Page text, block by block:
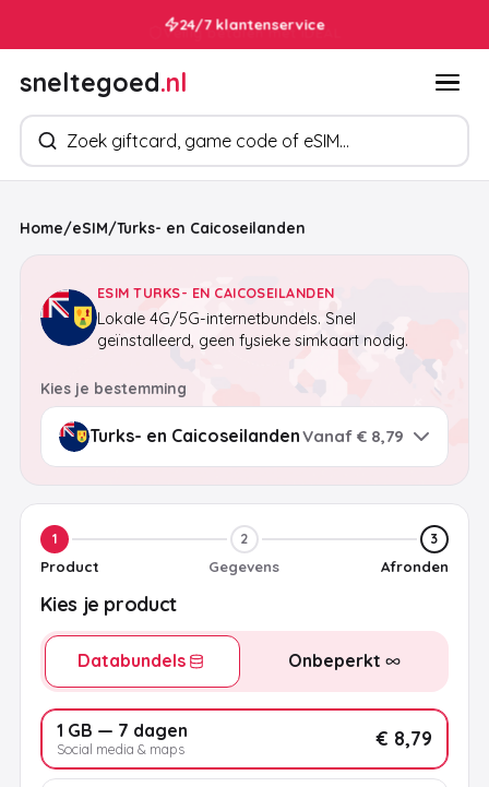
24/7 klantenservice
sneltegoed.nl
Zoek producten
Home/eSIM/Turks- en Caicoseilanden
ESIM TURKS- EN CAICOSEILANDEN
Lokale 4G/5G-internetbundels. Snel
geïnstalleerd, geen fysieke simkaart nodig.
Kies je bestemming
Vanaf € 8,79
1
Product
2
Gegevens
3
Afronden
Kies je product
Databundels Onbeperkt
1 GB — 7 dagen
Social media & maps € 8,79